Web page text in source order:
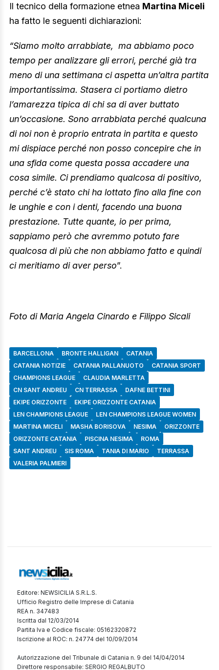
Il tecnico della formazione etnea Martina Miceli
ha fatto le seguenti dichiarazioni:
“Siamo molto arrabbiate, ma abbiamo poco
tempo per analizzare gli errori, perché già tra
meno di una settimana ci aspetta un’altra partita
importantissima. Stasera ci portiamo dietro
l’amarezza tipica di chi sa di aver buttato
un’occasione. Sono arrabbiata perché qualcuna
di noi non è proprio entrata in partita e questo
mi dispiace perché non posso concepire che in
una sfida come questa possa accadere una
cosa simile. Ci prendiamo qualcosa di positivo,
perché c’è stato chi ha lottato fino alla fine con
le unghie e con i denti, facendo una buona
prestazione. Tutte quante, io per prima,
sappiamo però che avremmo potuto fare
qualcosa di più che non abbiamo fatto e quindi
ci meritiamo di aver perso”.
Foto di Maria Angela Cinardo e Filippo Sicali
BARCELLONA BRONTE HALLIGAN
CATANIA
CATANIA NOTIZIE
CATANIA PALLANUOTO
CATANIA SPORT
CHAMPIONS LEAGUE
CLAUDIA MARLETTA
CN SANT ANDREU
CN TERRASSA
DAFNE BETTINI
EKIPE ORIZZONTE
EKIPE ORIZZONTE CATANIA
LEN CHAMPIONS LEAGUE
LEN CHAMPIONS LEAGUE WOMEN
MARTINA MICELI
MASHA BORISOVA NESIMA
ORIZZONTE
ORIZZONTE CATANIA
PISCINA NESIMA
ROMA
SANT ANDREU
SIS ROMA TANIA DI MARIO
TERRASSA
VALERIA PALMIERI
Editore: NEWSICILIA S.R.L.S.
Ufficio Registro delle Imprese di Catania
REA n. 347483
Iscritta dal 12/03/2014
Partita Iva e Codice fiscale: 05162320872
Iscrizione al ROC: n. 24774 del 10/09/2014
Autorizzazione del Tribunale di Catania n. 9 del 14/04/2014
Direttore responsabile: SERGIO REGALBUTO